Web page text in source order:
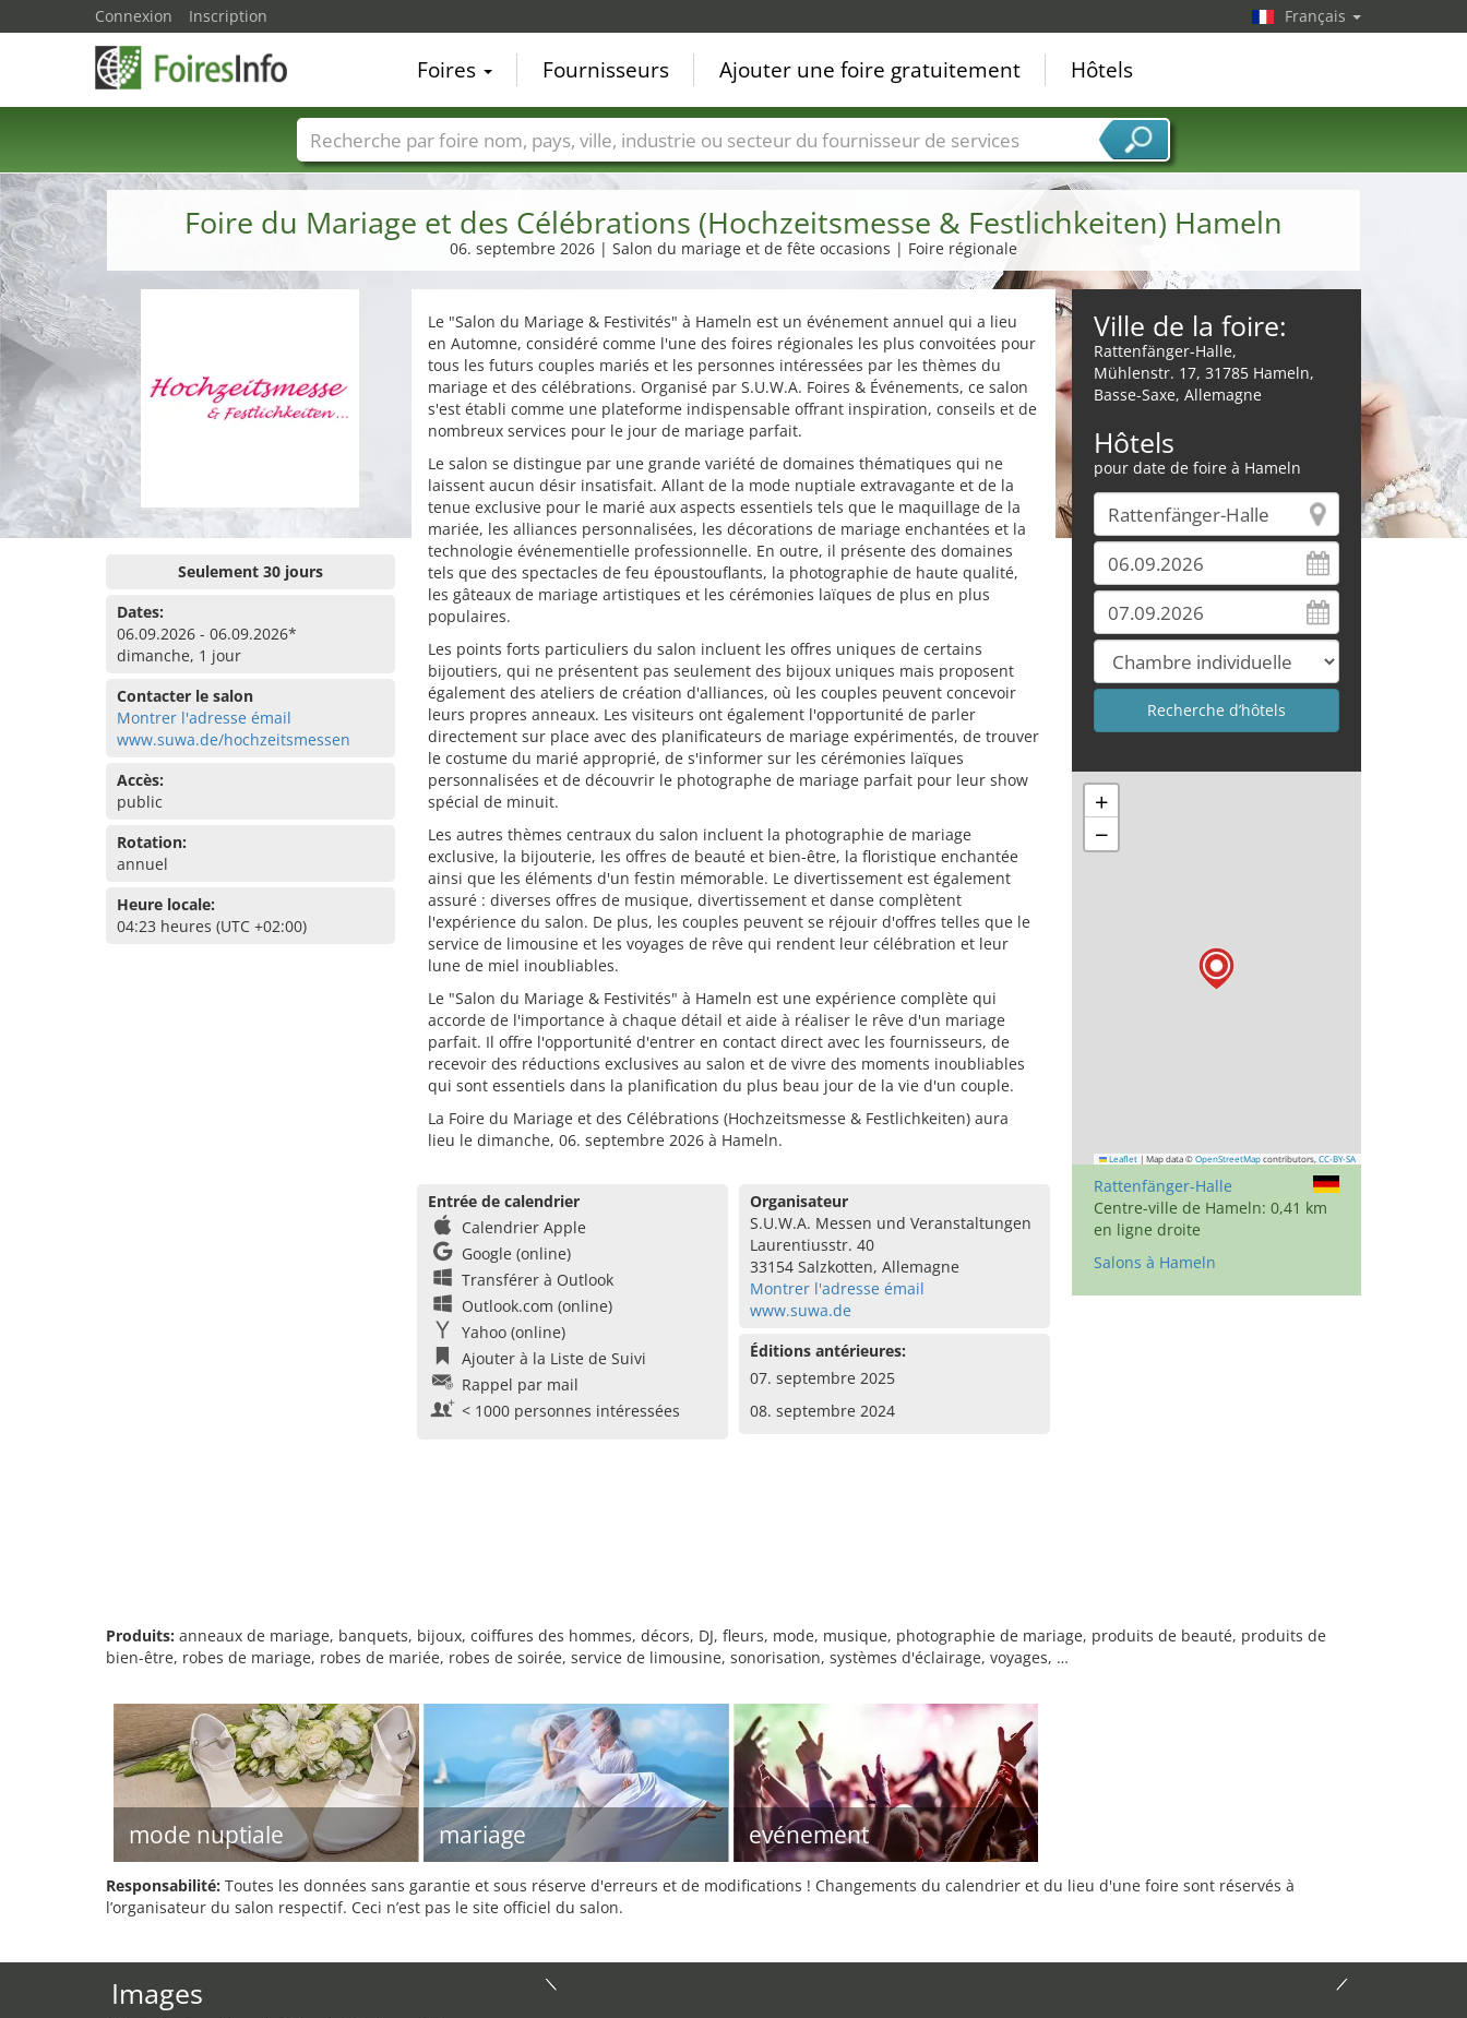
Foire du Mariage et des Célébrations (Hochzeitsmesse & Festlichkeiten) Hameln
06. septembre 2026 | Salon du mariage et de fête occasions | Foire régionale
Seulement 30 jours
Dates:
06.09.2026 - 06.09.2026*
dimanche, 1 jour
Contacter le salon
Montrer l'adresse émail
www.suwa.de/hochzeitsmessen
Accès:
public
Rotation:
annuel
Heure locale:
04:23 heures (UTC +02:00)
Le "Salon du Mariage & Festivités" à Hameln est un événement annuel qui a lieu
en Automne, considéré comme l'une des foires régionales les plus convoitées pour
tous les futurs couples mariés et les personnes intéressées par les thèmes du
mariage et des célébrations. Organisé par S.U.W.A. Foires & Événements, ce salon
s'est établi comme une plateforme indispensable offrant inspiration, conseils et de
nombreux services pour le jour de mariage parfait.
Le salon se distingue par une grande variété de domaines thématiques qui ne
laissent aucun désir insatisfait. Allant de la mode nuptiale extravagante et de la
tenue exclusive pour le marié aux aspects essentiels tels que le maquillage de la
mariée, les alliances personnalisées, les décorations de mariage enchantées et la
technologie événementielle professionnelle. En outre, il présente des domaines
tels que des spectacles de feu époustouflants, la photographie de haute qualité,
les gâteaux de mariage artistiques et les cérémonies laïques de plus en plus
populaires.
Les points forts particuliers du salon incluent les offres uniques de certains
bijoutiers, qui ne présentent pas seulement des bijoux uniques mais proposent
également des ateliers de création d'alliances, où les couples peuvent concevoir
leurs propres anneaux. Les visiteurs ont également l'opportunité de parler
directement sur place avec des planificateurs de mariage expérimentés, de trouver
le costume du marié approprié, de s'informer sur les cérémonies laïques
personnalisées et de découvrir le photographe de mariage parfait pour leur show
spécial de minuit.
Les autres thèmes centraux du salon incluent la photographie de mariage
exclusive, la bijouterie, les offres de beauté et bien-être, la floristique enchantée
ainsi que les éléments d'un festin mémorable. Le divertissement est également
assuré : diverses offres de musique, divertissement et danse complètent
l'expérience du salon. De plus, les couples peuvent se réjouir d'offres telles que le
service de limousine et les voyages de rêve qui rendent leur célébration et leur
lune de miel inoubliables.
Le "Salon du Mariage & Festivités" à Hameln est une expérience complète qui
accorde de l'importance à chaque détail et aide à réaliser le rêve d'un mariage
parfait. Il offre l'opportunité d'entrer en contact direct avec les fournisseurs, de
recevoir des réductions exclusives au salon et de vivre des moments inoubliables
qui sont essentiels dans la planification du plus beau jour de la vie d'un couple.
La Foire du Mariage et des Célébrations (Hochzeitsmesse & Festlichkeiten) aura
lieu le dimanche, 06. septembre 2026 à Hameln.
Entrée de calendrier
Calendrier Apple
Google (online)
Transférer à Outlook
Outlook.com (online)
Yahoo (online)
Ajouter à la Liste de Suivi
Rappel par mail
< 1000 personnes intéressées
Organisateur
S.U.W.A. Messen und Veranstaltungen
Laurentiusstr. 40
33154 Salzkotten, Allemagne
Montrer l'adresse émail
www.suwa.de
Éditions antérieures:
07. septembre 2025
08. septembre 2024
Ville de la foire:
Rattenfänger-Halle,
Mühlenstr. 17, 31785 Hameln,
Basse-Saxe, Allemagne
Hôtels
pour date de foire à Hameln
+
−
Leaflet | Map data © OpenStreetMap contributors, CC-BY-SA
Rattenfänger-Halle
Centre-ville de Hameln: 0,41 km
en ligne droite
Salons à Hameln
Produits: anneaux de mariage, banquets, bijoux, coiffures des hommes, décors, DJ, fleurs, mode, musique, photographie de mariage, produits de beauté, produits de
bien-être, robes de mariage, robes de mariée, robes de soirée, service de limousine, sonorisation, systèmes d'éclairage, voyages, …
mode nuptiale mariage evénement
Responsabilité: Toutes les données sans garantie et sous réserve d'erreurs et de modifications ! Changements du calendrier et du lieu d'une foire sont réservés à
l’organisateur du salon respectif. Ceci n’est pas le site officiel du salon.
Images
Connexion Inscription Français
Foires Fournisseurs Ajouter une foire gratuitement Hôtels
Foire noms Pays Villes Secteurs de foire Secteurs du fournisseur de services